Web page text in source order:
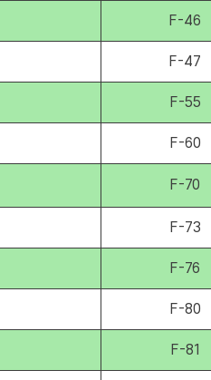
F-46
F-47
F-55
F-60
F-70
F-73
F-76
F-80
F-81